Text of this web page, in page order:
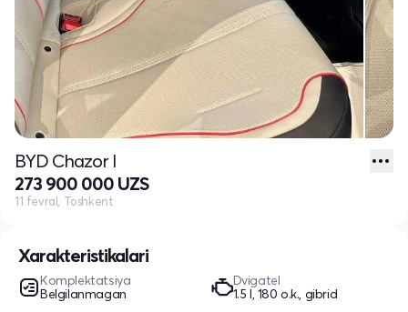
Xarakteristikalari
Komplektatsiya
Belgilanmagan
Dvigatel
1.5 l, 180 o.k., gibrid
BYD Chazor I
273 900 000 UZS
11 fevral, Toshkent